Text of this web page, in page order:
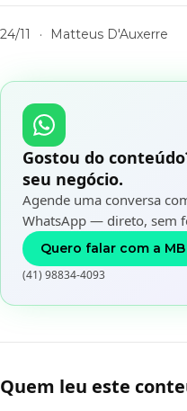
24/11 · Matteus D'Auxerre
Gostou do
seu negócio.
Agende uma conversa
WhatsApp — direto, sem
Quero falar com a MB
(41) 98834-4093
Quem leu este